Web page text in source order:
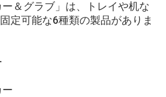
ー＆グラブ」は、トレイや机な
定可能な6種類の製品がありま
ー